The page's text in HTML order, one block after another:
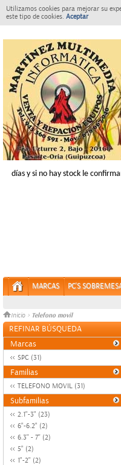
Utilizamos cookies para mejorar su
este tipo de cookies. Aceptar
días y si no hay stock le
MARCAS PC'S
Inicio > Telefono movil
REFINAR BÚSQUEDA
Marcas
SPC (31)
Familias
TELEFONO MOVIL (31)
Subfamilias
2.1"-3" (23)
6"-6.2" (2)
6.3'' - 7'' (2)
5" (2)
1"-2" (2)